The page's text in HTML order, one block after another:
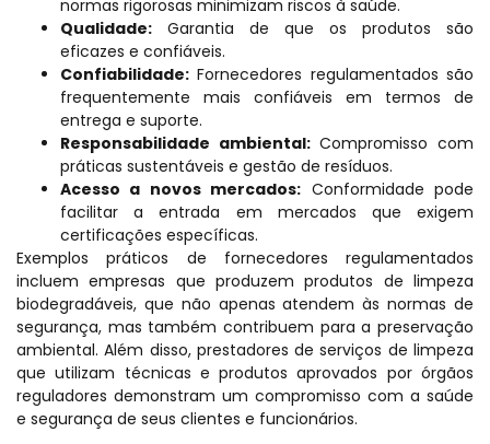
normas rigorosas minimizam riscos à saúde.
Qualidade: Garantia de que os produtos são
eficazes e confiáveis.
Confiabilidade: Fornecedores regulamentados são
frequentemente mais confiáveis em termos de
entrega e suporte.
Responsabilidade ambiental:Compromisso com
práticas sustentáveis e gestão de resíduos.
Acesso a novos mercados: Conformidade pode
facilitar a entrada em mercados que exigem
certificações específicas.
Exemplos práticos de fornecedores regulamentados
incluem empresas que produzem produtos de limpeza
biodegradáveis, que não apenas atendem às normas de
segurança, mas também contribuem para a preservação
ambiental. Além disso, prestadores de serviços de limpeza
que utilizam técnicas e produtos aprovados por órgãos
reguladores demonstram um compromisso com a saúde
e segurança de seus clientes e funcionários.